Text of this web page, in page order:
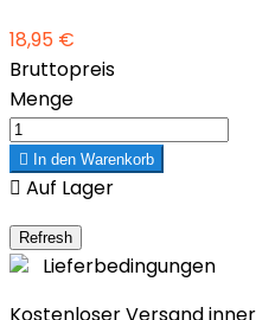
18,95 €
Bruttopreis
Menge
 In den Warenkorb
 Auf Lager
Lieferbedingungen